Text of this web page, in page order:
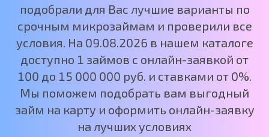
подобрали для Вас лучшие варианты по
срочным микрозаймам и проверили все
условия. На 09.08.2026 в нашем каталоге
доступно 1 займов с онлайн-заявкой от
100 до 15 000 000 руб. и ставками от 0%.
Мы поможем подобрать вам выгодный
займ на карту и оформить онлайн-заявку
на лучших условиях